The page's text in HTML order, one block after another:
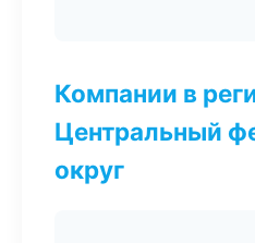
Компании в
Центральный
округ